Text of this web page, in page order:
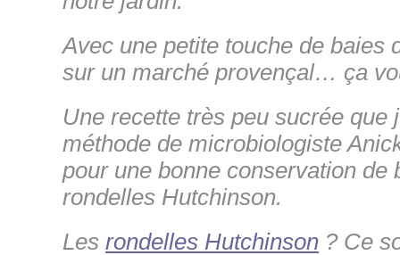
Avec une petite touche de baies
sur un marché provençal… ça
Une recette très peu sucrée que
méthode de microbiologiste
pour une bonne conservation de
rondelles Hutchinson.
Les rondelles Hutchinson ? Ce